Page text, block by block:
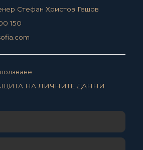
Стефан Христов Гешов
150
НА ЛИЧНИТЕ ДАННИ